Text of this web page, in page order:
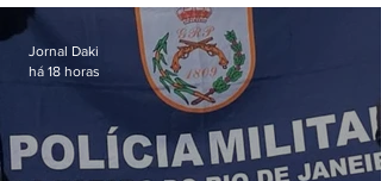
em Vaz Lobo
Jornal Daki
há 18 horas